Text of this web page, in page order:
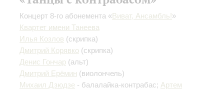
Концерт 8-го абонемента «Виват, Ансамбль!»
Квартет имени Танеева
Илья Козлов (скрипка)
Дмитрий Корявко (скрипка)
Денис Гончар (альт)
Дмитрий Ерёмин (виолончель)
Михаил Дзюдзе - балалaйка-контрабас; Артем